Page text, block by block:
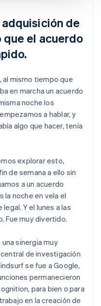
de
el acuerdo
al mismo tiempo que
en marcha un acuerdo
noche los
a hablar, y
algo que hacer, tenía
explorar esto,
de semana a ello sin
a un acuerdo
la noche en vela el
Y el lunes a las
Fue muy divertido.
sinergia muy
de investigación
se fue a Google,
permanecieron
para bien o para
en la creación de